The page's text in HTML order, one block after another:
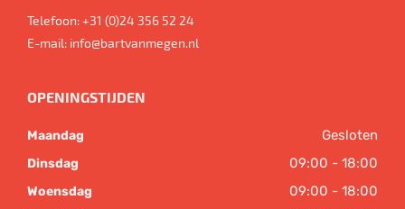
Telefoon:+31 (0)24 356 52 24
E-mail: info@bartvanmegen.nl
OPENINGSTIJDEN
Maandag Gesloten
Dinsdag 09:00 - 18:00
Woensdag 09:00 - 18:00